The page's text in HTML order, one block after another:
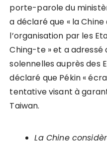
porte-parole du
a déclaré que « la
l’organisation par les
Ching-te » et a
solennelles auprès des
déclaré que Pékin «
tentative visant à
Taiwan.
La Chine